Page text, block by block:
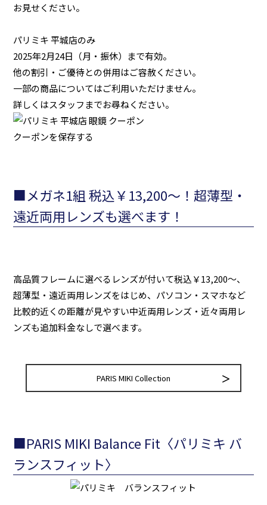
お見せください。
パリミキ 平城店のみ
2025年2月24日（月・振休）まで有効。
他の割引・ご優待との併用はご容赦ください。
一部の商品についてはご利用いただけません。
詳しくはスタッフまでお尋ねください。
クーポンを保存する
■メガネ1組 税込￥13,200～！超薄型・
遠近両用レンズも選べます！
高品質フレームに選べるレンズが付いて税込￥13,200～、
超薄型・遠近両用レンズをはじめ、パソコン・スマホなど
比較的近くの距離が見やすい中近両用レンズ・近々両用レ
ンズも追加料金なしで選べます。
PARIS MIKI Collection
■PARIS MIKI Balance Fit〈パリミキ バ
ランスフィット〉